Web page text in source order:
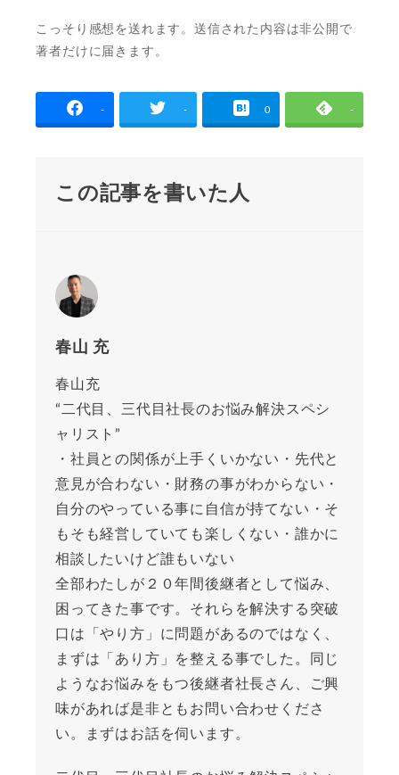
こっそり感想を送れます。送信された内容は非公開で
著者だけに届きます。
- - 0 -
この記事を書いた人
春山 充
春山充
“二代目、三代目社長のお悩み解決スペシ
ャリスト”
・社員との関係が上手くいかない・先代と
意見が合わない・財務の事がわからない・
自分のやっている事に自信が持てない・そ
もそも経営していても楽しくない・誰かに
相談したいけど誰もいない
全部わたしが２０年間後継者として悩み、
困ってきた事です。それらを解決する突破
口は「やり方」に問題があるのではなく、
まずは「あり方」を整える事でした。同じ
ようなお悩みをもつ後継者社長さん、ご興
味があれば是非ともお問い合わせくださ
い。まずはお話を伺います。